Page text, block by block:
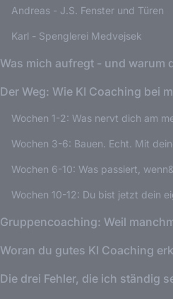
Andreas - J.S. Fenster und Türen
Karl - Spenglerei Medvejsek
Was mich aufregt - und warum
Der Weg: Wie KI Coaching bei
Wochen 1-2: Was nervt dich am
Wochen 3-6: Bauen. Echt. Mit
Wochen 6-10: Was passiert,
Wochen 10-12: Du bist jetzt dein
Gruppencoaching: Weil
Woran du gutes KI Coaching
Die drei Fehler, die ich ständig